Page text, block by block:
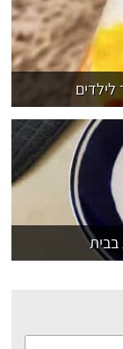
לילדים
בבית